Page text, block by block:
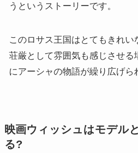
うというストーリーです。
このロサス王国はとてもきれい
荘厳として雰囲気も感じさせる
にアーシャの物語が繰り広げら
映画ウィッシュはモデル
る?